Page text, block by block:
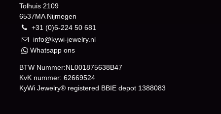
Tolhuis 2109
6537MA Nijmegen
+31 (0)6-224 50 681
info@kywi-jewelry.nl
Whatsapp ons
BTW Nummer:NL001875638B47
KvK nummer: 62669524
KyWi Jewelry® registered BBIE depot 1388083